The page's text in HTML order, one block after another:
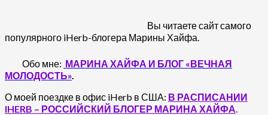
Вы читаете сайт самого
популярного iHerb-блогера Марины Хайфа.
Обо мне: МАРИНА ХАЙФА И БЛОГ «ВЕЧНАЯ
МОЛОДОСТЬ».
О моей поездке в офис iHerb в США: В РАСПИСАНИИ
IHERB – РОССИЙСКИЙ БЛОГЕР МАРИНА ХАЙФА.